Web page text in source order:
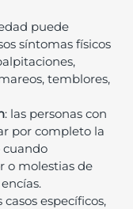
puede
síntomas físicos
temblores,
: las personas con
por completo la
cuando
o molestias de
específicos,